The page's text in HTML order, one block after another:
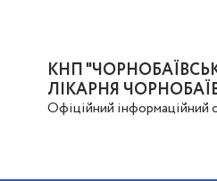
КНП
ЛІКАРНЯ
Офіційний інформаційний